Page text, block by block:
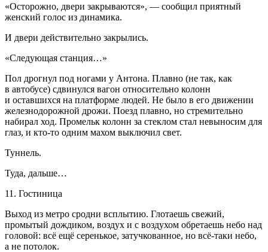
«Осторожно, двери закрываются», — сообщил приятный
женский голос из динамика.
И двери действительно закрылись.
«Следующая станция…»
Пол дрогнул под ногами у Антона. Плавно (не так, как
в автобусе) сдвинулся вагон относительно колонн
и оставшихся на платформе людей. Не было в его движении
железнодорожной дрожи. Поезд плавно, но стремительно
набирал ход. Промельк колонн за стеклом стал невыносим для
глаз, и кто-то одним махом выключил свет.
Туннель.
Туда, дальше…
11. Гостиница
Выход из метро сродни всплытию. Глотаешь свежий,
промытый дождиком, воздух и с воздухом обретаешь небо над
головой: всё ещё серенькое, затучкованное, но всё-таки небо,
а не потолок.